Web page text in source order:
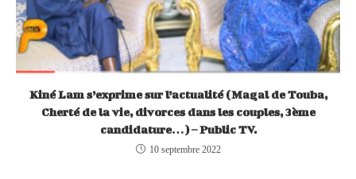
Kiné Lam s’exprime sur l’actualité (Magal de Touba,
Cherté de la vie, divorces dans les couples, 3ème
candidature…) – Public TV.
10 septembre 2022